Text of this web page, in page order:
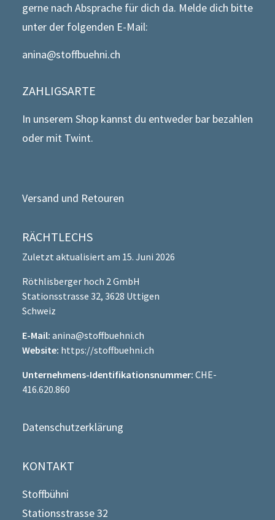
gerne nach Absprache für dich da. Melde dich bitte
unter der folgenden E-Mail:
anina@stoffbuehni.ch
ZAHLIGSARTE
In unserem Shop kannst du entweder bar bezahlen
oder mit Twint.
Versand und Retouren
RÄCHTLECHS
Zuletzt aktualisiert am 15. Juni 2026
Röthlisberger hoch 2 GmbH
Stationsstrasse 32, 3628 Uttigen
Schweiz
E-Mail: anina@stoffbuehni.ch
Website: https://stoffbuehni.ch
Unternehmens-Identifikationsnummer: CHE-
416.620.860
Datenschutzerklärung
KONTAKT
Stoffbühni
Stationsstrasse 32